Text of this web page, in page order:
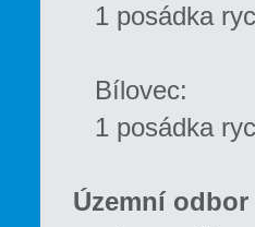
1 posádka
Bílovec:
1 posádka
Územní odbor